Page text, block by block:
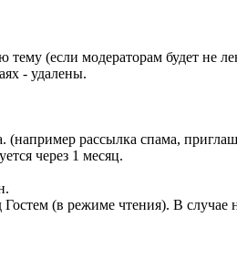
(если модераторам будет не
- удалены.
(например рассылка спама,
через 1 месяц.
(в режиме чтения). В случае